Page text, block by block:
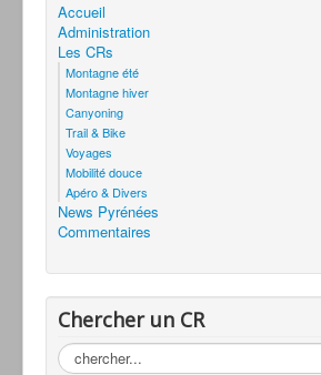
Accueil
Administration
Les CRs
Montagne été
Montagne hiver
Canyoning
Trail & Bike
Voyages
Mobilité douce
Apéro & Divers
News Pyrénées
Commentaires
Chercher un CR
Rechercher